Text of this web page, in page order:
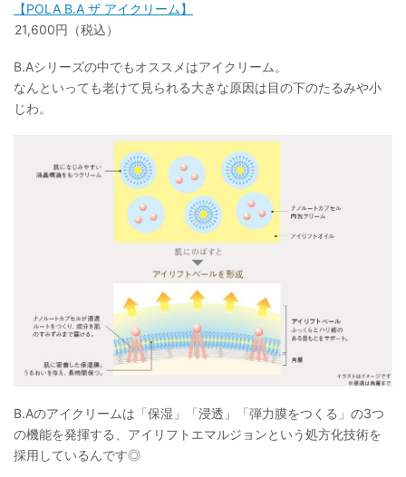
【POLA B.A ザ アイクリーム】
21,600円（税込）
B.Aシリーズの中でもオススメはアイクリーム。
なんといっても老けて見られる大きな原因は目の下のたるみや小
じわ。
B.Aのアイクリームは「保湿」「浸透」「弾力膜をつくる」の3つ
の機能を発揮する、アイリフトエマルジョンという処方化技術を
採用しているんです◎